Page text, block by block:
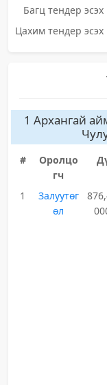
Багц тендер эсэх
Цахим тендер эсэх
1 Архангай
#
Оролцо
гч
1
Залуутөг
өл